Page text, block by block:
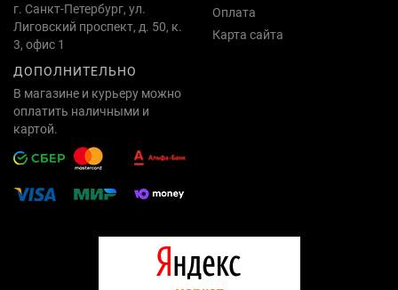
г. Санкт-Петербург, ул.
Лиговский проспект, д. 50, к.
3, офис 1
Оплата
Карта сайта
ДОПОЛНИТЕЛЬНО
В магазине и курьеру можно
оплатить наличными и
картой.